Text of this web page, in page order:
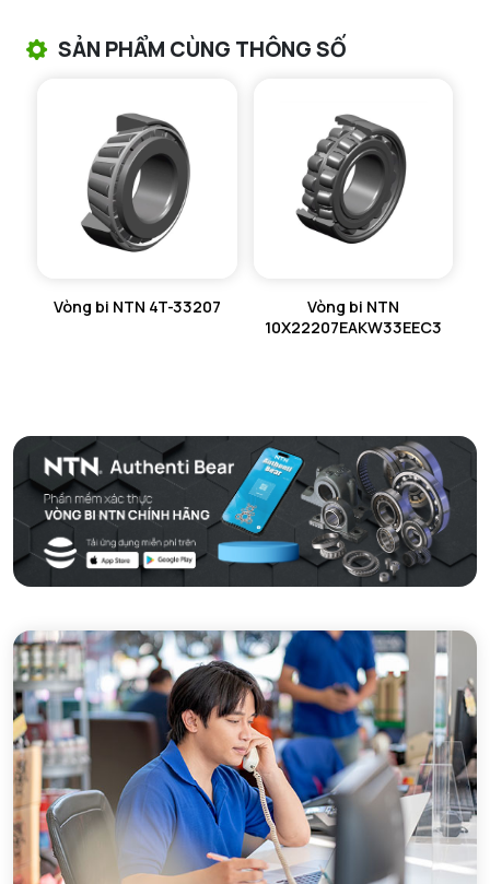
VÒNG BI KIM NTN
VÒNG BI CHẶN TRỤC NTN
VÒNG BI LĂN TRỤ ĐẨY NTN
GỐI ĐỠ 2 NỬA NTN
SẢN PHẨM CÙNG THÔNG SỐ
Vòng bi NTN 4T-33207
Vòng bi NTN
10X22207EAKW33EEC3